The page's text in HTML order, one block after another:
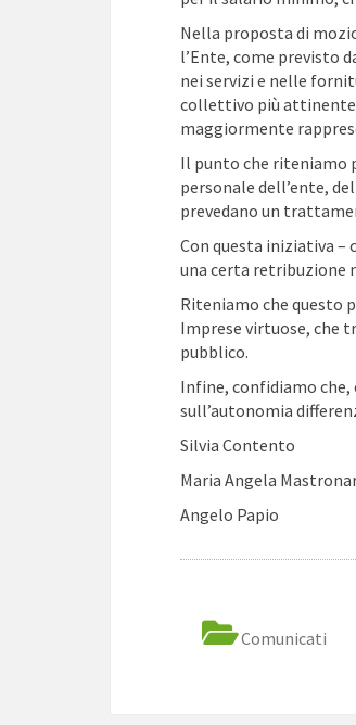
Nella proposta di
l’Ente, come previsto
nei servizi e nelle
collettivo più attinente
maggiormente
Il punto che riteniamo
personale dell’ente,
prevedano un
Con questa iniziativa
una certa retribuzione
Riteniamo che questo
Imprese virtuose, che
pubblico.
Infine, confidiamo che,
sull’autonomia
Silvia Contento
Maria Angela
Angelo Papio
Comunicati